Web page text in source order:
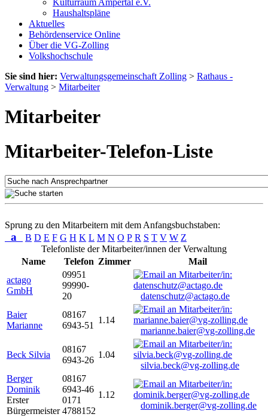
Kulturraum Ampertal e.V.
Haushaltspläne
Aktuelles
Behördenservice Online
Über die VG-Zolling
Volkshochschule
Sie sind hier: Verwaltungsgemeinschaft Zolling > Rathaus -
Verwaltung > Mitarbeiter
Mitarbeiter
Mitarbeiter-Telefon-Liste
Sprung zu den Mitarbeitern mit dem Anfangsbuchstaben:
a B D E F G H K L M N O P R S T V W Z
Telefonliste der Mitarbeiter/innen der Verwaltung
Name
Telefon Zimmer
Mail
actago
GmbH
09951
99990-
20
datenschutz@actago.de
Baier
Marianne
08167
6943-51
1.14
marianne.baier@vg-zolling.de
Beck Silvia
08167
6943-26
1.04
silvia.beck@vg-zolling.de
Berger
Dominik
Erster
Bürgermeister
08167
6943-46
0171
4788152
1.12
dominik.berger@vg-zolling.de